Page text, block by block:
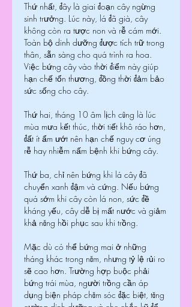
Thứ nhất, đây là giai đoạn cây ngừng
sinh trưởng. Lúc này, lá đã già, cây
không còn ra tược non và rễ cám mới.
Toàn bộ dinh dưỡng được tích trữ trong
thân, sẵn sàng cho quá trình ra hoa.
Việc bứng cây vào thời điểm này giúp
hạn chế tổn thương, đồng thời đảm bảo
sức sống cho cây.
Thứ hai, tháng 10 âm lịch cũng là lúc
mùa mưa kết thúc, thời tiết khô ráo hơn,
đất ít ẩm ướt nên hạn chế nguy cơ úng
rễ hay nhiễm nấm bệnh khi bứng cây.
Thứ ba, chỉ nên bứng khi lá cây đã
chuyển xanh đậm và cứng. Nếu bứng
quá sớm khi cây còn lá non, sức đề
kháng yếu, cây dễ bị mất nước và giảm
khả năng hồi phục sau khi trồng.
Mặc dù có thể bứng mai ở những
tháng khác trong năm, nhưng tỷ lệ rủi ro
sẽ cao hơn. Trường hợp buộc phải
bứng trái mùa, người trồng cần áp
dụng biện pháp chăm sóc đặc biệt, tăng